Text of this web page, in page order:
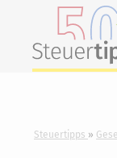
Steuertipps